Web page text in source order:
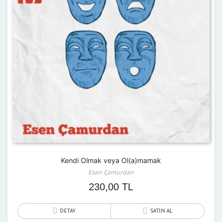
Kendi Olmak veya Ol(a)mamak
Esen Çamurdan
230,00 TL
DETAY SATIN AL